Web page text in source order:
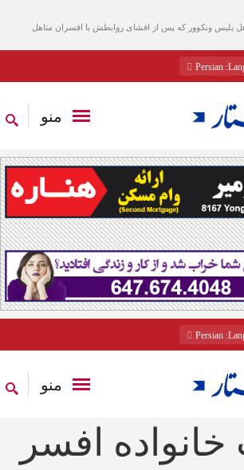
پلیس ونکوور که پس از افشای روابطش با افسران متاهل
: Persian
منو
: Persian
منو
افسر